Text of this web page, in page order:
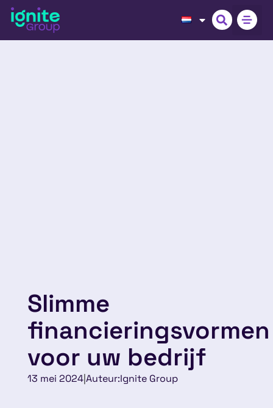
Slimme
financieringsvormen
voor uw bedrijf
13 mei 2024|Auteur:Ignite Group